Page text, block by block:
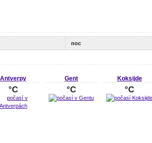
noc
Antverpy
°C
Gent
°C
Koksijde
°C